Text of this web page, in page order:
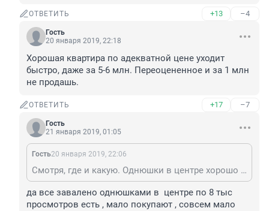
ОТВЕТИТЬ +13 –4
Гость
20 января 2019, 22:18
Хорошая квартира по адекватной цене уходит
быстро, даже за 5-6 млн. Переоцененное и за 1 млн
не продашь.
ОТВЕТИТЬ +17 –7
Гость
21 января 2019, 01:05
Гость20 января 2019, 22:06
Смотря, где и какую. Однюшки в центре хорошо продаются всегда если цена рыночная или ниже
да все завалено однюшками в  центре по 8 тыс
просмотров есть , мало покупают , совсем мало